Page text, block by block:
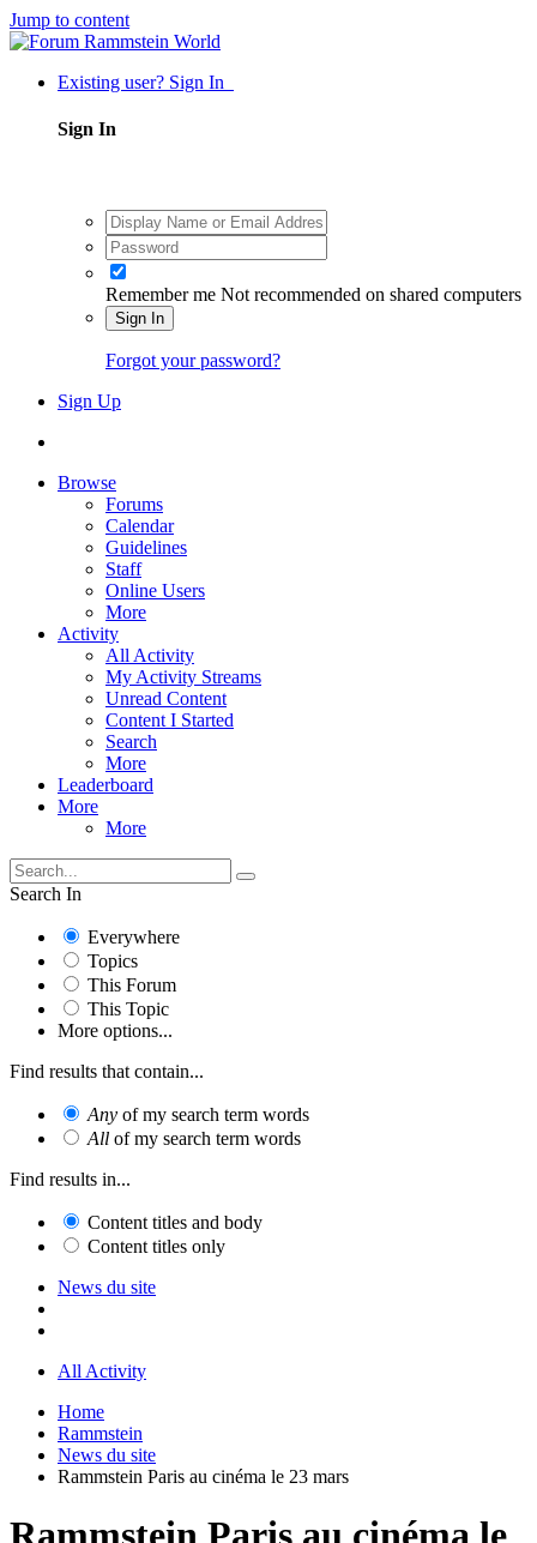
Jump to content
Existing user? Sign In
Sign In
Remember me Not recommended on shared computers
Sign In
Forgot your password?
Sign Up
Browse
Forums
Calendar
Guidelines
Staff
Online Users
More
Activity
All Activity
My Activity Streams
Unread Content
Content I Started
Search
More
Leaderboard
More
More
Search In
Everywhere
Topics
This Forum
This Topic
More options...
Find results that contain...
Any of my search term words
All of my search term words
Find results in...
Content titles and body
Content titles only
News du site
All Activity
Home
Rammstein
News du site
Rammstein Paris au cinéma le 23 mars